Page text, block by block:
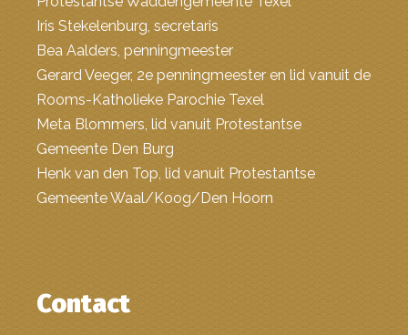
Iris Stekelenburg, secretaris
Bea Aalders, penningmeester
Gerard Veeger, 2e penningmeester en lid vanuit de
Rooms-Katholieke Parochie Texel
Meta Blommers, lid vanuit Protestantse
Gemeente Den Burg
Henk van den Top, lid vanuit Protestantse
Gemeente Waal/Koog/Den Hoorn
Contact